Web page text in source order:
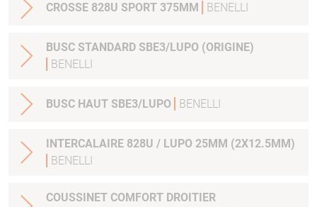
CROSSE 828U SPORT 375MM BENELLI
BUSC STANDARD SBE3/LUPO (ORIGINE)
BENELLI
BUSC HAUT SBE3/LUPO BENELLI
INTERCALAIRE 828U / LUPO 25MM (2X12.5MM)
BENELLI
COUSSINET COMFORT DROITIER